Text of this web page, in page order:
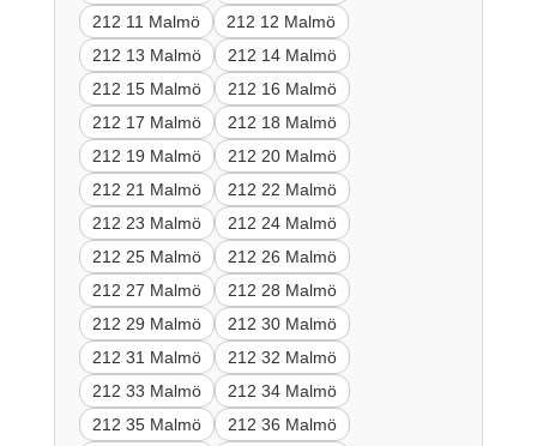
212 11 Malmö
212 12 Malmö
212 13 Malmö
212 14 Malmö
212 15 Malmö
212 16 Malmö
212 17 Malmö
212 18 Malmö
212 19 Malmö
212 20 Malmö
212 21 Malmö
212 22 Malmö
212 23 Malmö
212 24 Malmö
212 25 Malmö
212 26 Malmö
212 27 Malmö
212 28 Malmö
212 29 Malmö
212 30 Malmö
212 31 Malmö
212 32 Malmö
212 33 Malmö
212 34 Malmö
212 35 Malmö
212 36 Malmö